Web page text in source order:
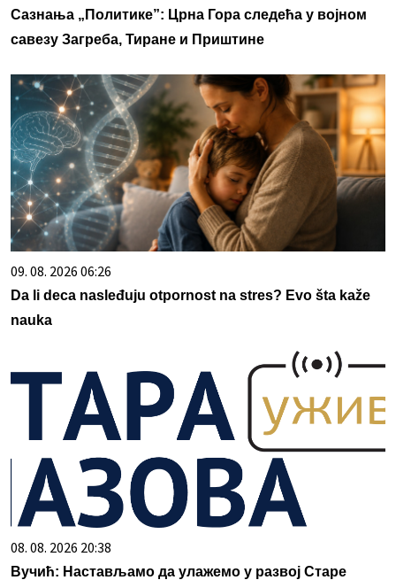
Сазнања „Политике”: Црна Гора следећа у војном
савезу Загреба, Тиране и Приштине
09. 08. 2026 06:26
Da li deca nasleđuju otpornost na stres? Evo šta kaže
nauka
08. 08. 2026 20:38
Вучић: Настављамо да улажемо у развој Старе